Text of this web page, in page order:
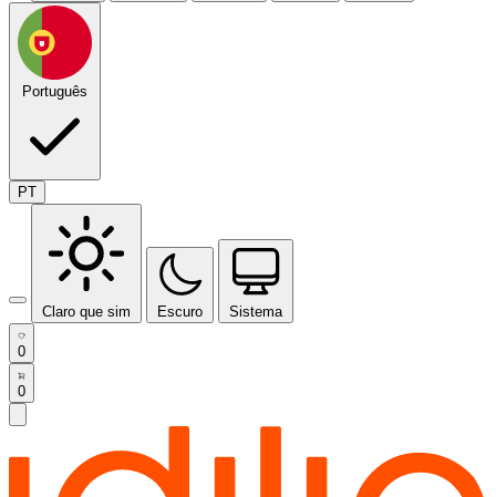
Português
PT
Claro que sim Escuro Sistema
0
0